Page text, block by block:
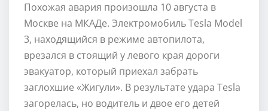
Похожая авария произошла 10 августа в
Москве на МКАДе. Электромобиль Tesla Model
3, находящийся в режиме автопилота,
врезался в стоящий у левого края дороги
эвакуатор, который приехал забрать
заглохшие «Жигули». В результате удара Tesla
загорелась, но водитель и двое его детей